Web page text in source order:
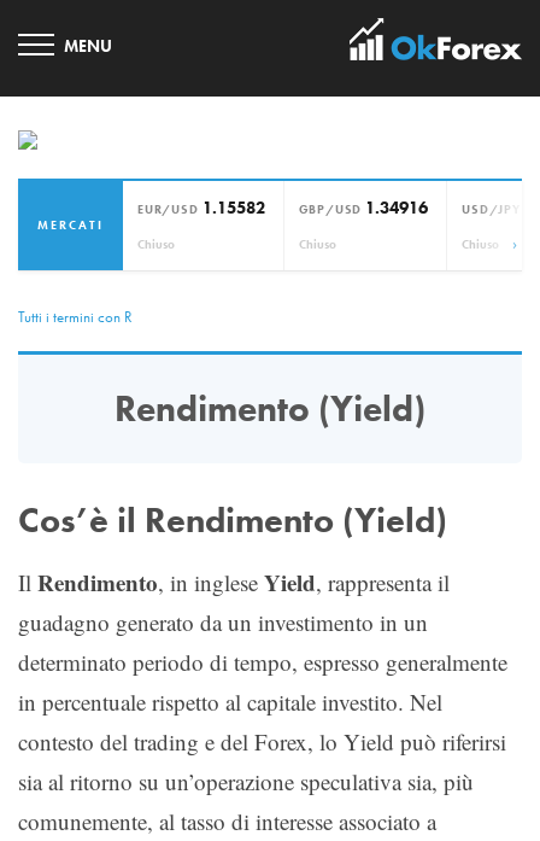
MERCATI
EUR/USD 1.15582
Chiuso
GBP/USD 1.34916
Chiuso
USD/JPY
Chiuso ›
Tutti i termini con R
Rendimento (Yield)
Cos’è il Rendimento (Yield)
Il Rendimento, in inglese Yield, rappresenta il
guadagno generato da un investimento in un
determinato periodo di tempo, espresso generalmente
in percentuale rispetto al capitale investito. Nel
contesto del trading e del Forex, lo Yield può riferirsi
sia al ritorno su un’operazione speculativa sia, più
comunemente, al tasso di interesse associato a